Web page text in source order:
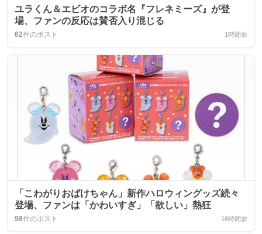
ユラくん＆エビオのコラボ名『フレネミーズ』が登
場、ファンの反応は賛否入り混じる
62件のポスト 1時間前
「こわがりおばけちゃん」新作ハロウィングッズ続々
登場、ファンは「かわいすぎ」「欲しい」熱狂
98件のポスト 16時間前